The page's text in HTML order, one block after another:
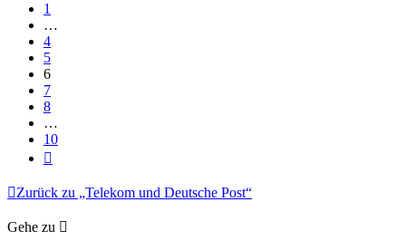
1
…
4
5
6
7
8
…
10
Zurück zu „Telekom und Deutsche Post“
Gehe zu